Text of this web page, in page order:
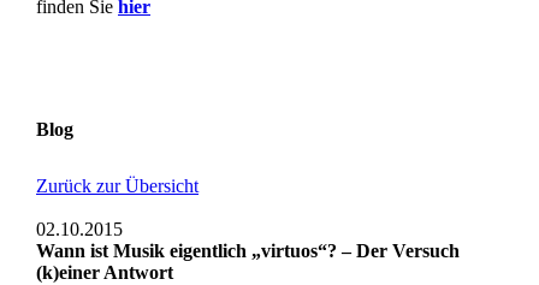
finden Sie hier
Blog
Zurück zur Übersicht
02.10.2015
Wann ist Musik eigentlich „virtuos“? – Der Versuch
(k)einer Antwort